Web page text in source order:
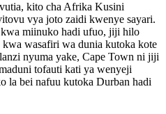
kito cha Afrika Kusini
vya joto zaidi kwenye sayari.
miinuko hadi ufuo, jiji hilo
wasafiri wa dunia kutoka kote
nyuma yake, Cape Town ni jiji
tofauti kati ya wenyeji
la bei nafuu kutoka Durban hadi